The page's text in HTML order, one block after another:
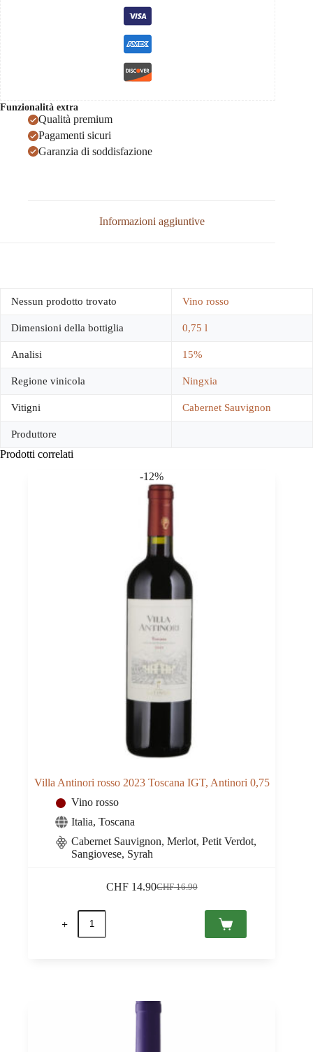
Funzionalità extra
Qualità premium
Pagamenti sicuri
Garanzia di soddisfazione
Informazioni aggiuntive
Nessun prodotto trovato Vino rosso
Dimensioni della bottiglia 0,75 l
Analisi 15%
Regione vinicola Ningxia
Vitigni Cabernet Sauvignon
Produttore
Prodotti correlati
-12%
Villa Antinori rosso 2023 Toscana IGT, Antinori 0,75
Vino rosso
Italia, Toscana
Cabernet Sauvignon, Merlot, Petit Verdot,
Sangiovese, Syrah
CHF16.90
Il
CHF14.90
Il
Villa
Antinori
rosso